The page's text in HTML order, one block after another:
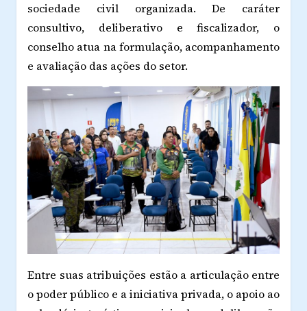
sociedade civil organizada. De caráter
consultivo, deliberativo e fiscalizador, o
conselho atua na formulação, acompanhamento
e avaliação das ações do setor.
Entre suas atribuições estão a articulação entre
o poder público e a iniciativa privada, o apoio ao